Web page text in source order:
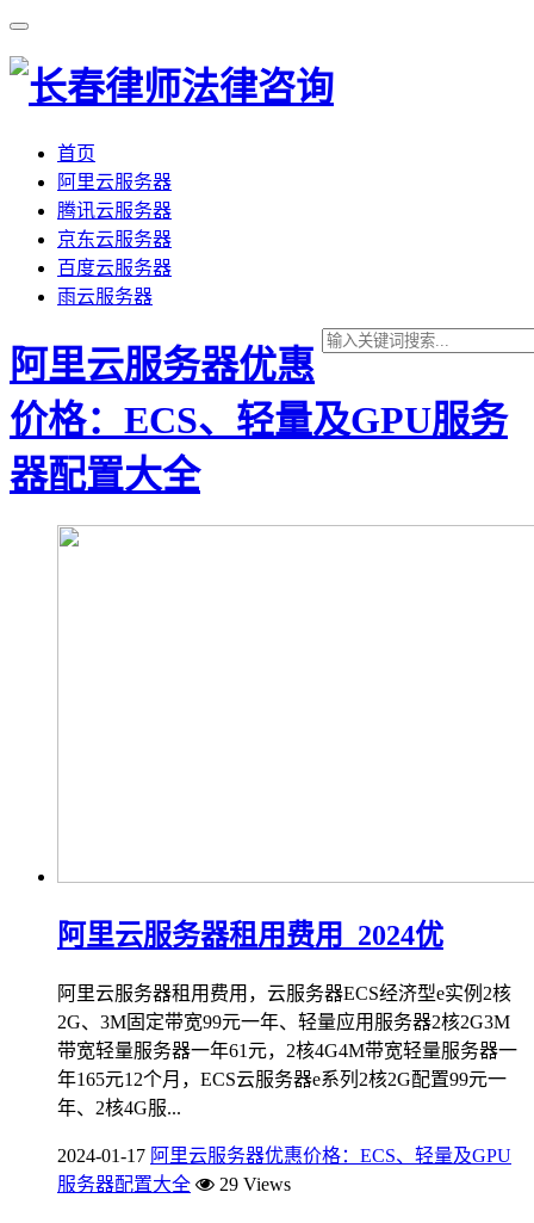
首页
阿里云服务器
腾讯云服务器
京东云服务器
百度云服务器
雨云服务器
阿里云服务器优惠
价格：ECS、轻量及GPU服务
器配置大全
阿里云服务器租用费用_2024优
阿里云服务器租用费用，云服务器ECS经济型e实例2核
2G、3M固定带宽99元一年、轻量应用服务器2核2G3M
带宽轻量服务器一年61元，2核4G4M带宽轻量服务器一
年165元12个月，ECS云服务器e系列2核2G配置99元一
年、2核4G服...
2024-01-17 阿里云服务器优惠价格：ECS、轻量及GPU
服务器配置大全
29 Views